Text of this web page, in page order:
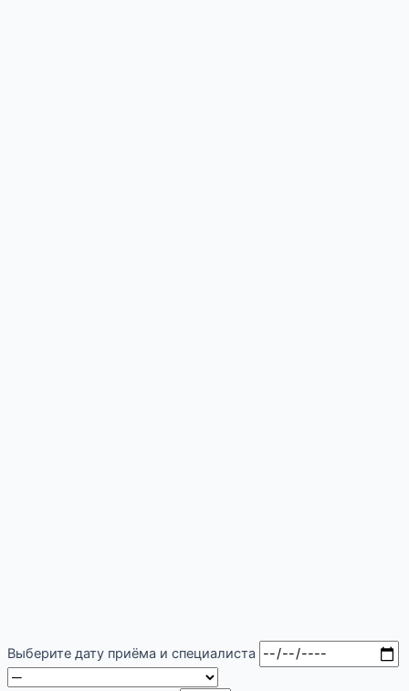
Выберите дату приёма и специалиста